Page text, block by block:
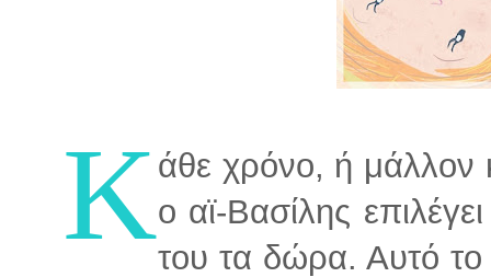
Κάθε χρόνο, ή μάλλον
ο αϊ-Βασίλης
του τα δώρα. Αυτό το